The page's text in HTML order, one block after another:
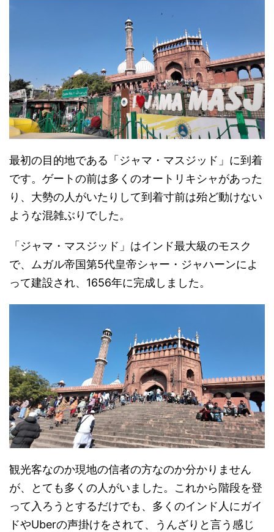
最初の目的地である「ジャマ・マスジッド」に到着
です。ゲートの前は多くのオートリキシャがあった
り、大勢の人がいたりして到着寸前は殆ど動けない
ような混雑ぶりでした。
「ジャマ・マスジッド」はインド最大級のモスク
で、
ムガル帝国第5代皇帝シャー・ジャハーンによ
って建設され、1656年に完成しました。
観光客なのか現地の信者の方なのか分かりません
が、とても多くの人がいました。これから階段を登
って入ろうとするだけでも、多くのインド人にガイ
ドやUberの声掛けをされて、うんざりと言う感じ